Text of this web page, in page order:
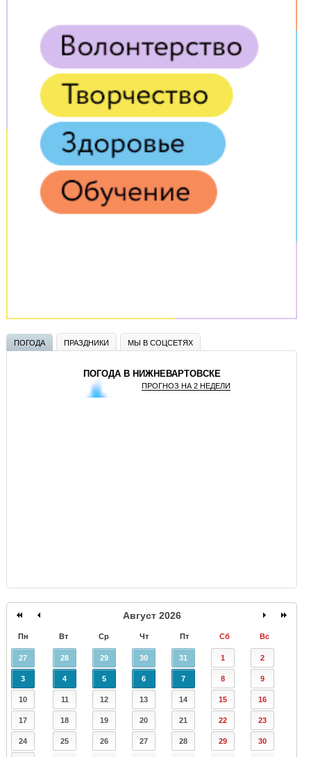
ПОГОДА ПРАЗДНИКИ МЫ В СОЦСЕТЯХ
ПОГОДА В НИЖНЕВАРТОВСКЕ
ПРОГНОЗ НА 2 НЕДЕЛИ
Август 2026
Пн Вт Ср Чт Пт Сб Вс
27 28 29 30 31 1 2
3 4 5 6 7 8 9
10 11 12 13 14 15 16
17 18 19 20 21 22 23
24 25 26 27 28 29 30